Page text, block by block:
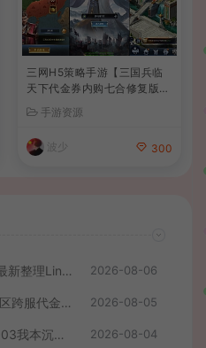
三网H5策略手游【三国兵临
天下代金券内购七合修复版】
+Linux手工服务端+管理后台
+GM授权后台+简易安卓客户
端+详细搭建教程+视频教程
手游资源
波少 300
MT3换皮MH【天穹西游】最新整理Linux手工服务端+安卓苹果双端+GM后台+详细搭建教程+全套源码+视频教程 2026-08-06
宫斗养成手游【盛世芳華多区跨服代金券本地优化版】最新整理单机一键即玩端+Linux手工服务端+CDK授权后台+安卓+详细搭建教程 2026-08-05
RED三端引擎传奇手游【2003我本沉默】最新整理Win系服务端+安卓苹果PC三端+详细搭建教程 2026-08-04